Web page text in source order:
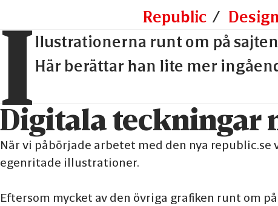
Republic Design
Illustrationerna runt om på
Här berättar han lite mer
Digitala teckningar
När vi påbörjade arbetet med den nya republic.se
egenritade illustrationer.
Eftersom mycket av den övriga grafiken runt om